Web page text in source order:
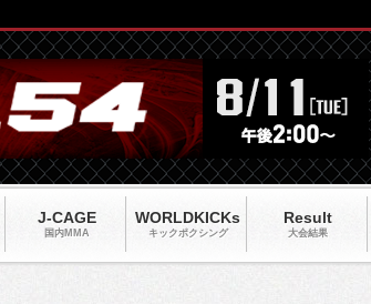
J-CAGE
国内MMA
WORLDKICKs
キックポクシング
Result
大会結果